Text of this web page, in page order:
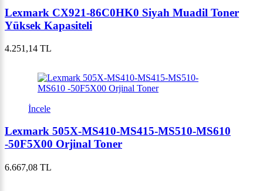
Lexmark CX921-86C0HK0 Siyah Muadil Toner
Yüksek Kapasiteli
4.251,14 TL
İncele
Lexmark 505X-MS410-MS415-MS510-MS610
-50F5X00 Orjinal Toner
6.667,08 TL